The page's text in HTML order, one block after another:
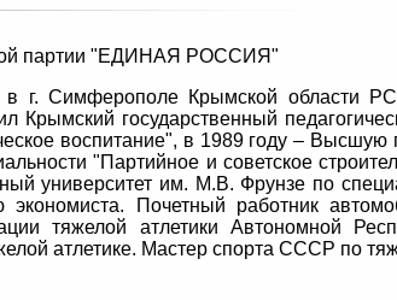
партии "ЕДИНАЯ РОССИЯ"
в г. Симферополе Крымской области
Крымский государственный
воспитание", в 1989 году – Высшую
"Партийное и советское
университет им. М.В. Фрунзе по
Почетный работник
тяжелой атлетики Автономной
атлетике. Мастер спорта СССР по